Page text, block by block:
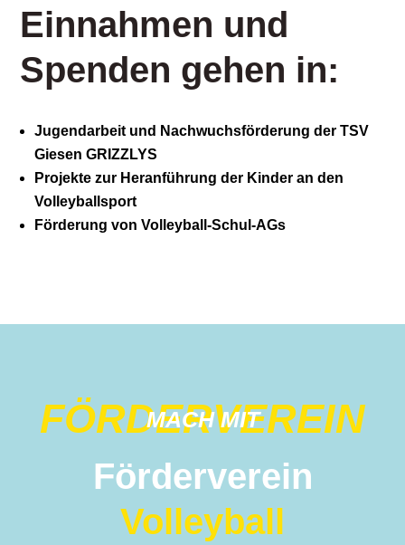
Einnahmen und
Spenden gehen in:
Jugendarbeit und Nachwuchsförderung der TSV
Giesen GRIZZLYS
Projekte zur Heranführung der Kinder an den
Volleyballsport
Förderung von Volleyball-Schul-AGs
FÖRDERVEREIN
MACH MIT
Förderverein
Volleyball